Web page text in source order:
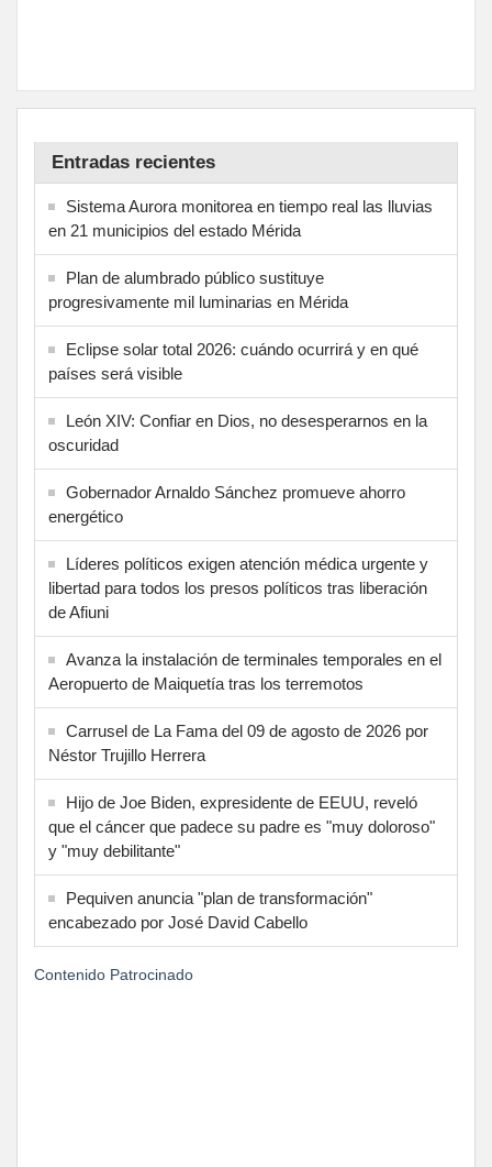
Entradas recientes
Sistema Aurora monitorea en tiempo real las lluvias
en 21 municipios del estado Mérida
Plan de alumbrado público sustituye
progresivamente mil luminarias en Mérida
Eclipse solar total 2026: cuándo ocurrirá y en qué
países será visible
León XIV: Confiar en Dios, no desesperarnos en la
oscuridad
Gobernador Arnaldo Sánchez promueve ahorro
energético
Líderes políticos exigen atención médica urgente y
libertad para todos los presos políticos tras liberación
de Afiuni
Avanza la instalación de terminales temporales en el
Aeropuerto de Maiquetía tras los terremotos
Carrusel de La Fama del 09 de agosto de 2026 por
Néstor Trujillo Herrera
Hijo de Joe Biden, expresidente de EEUU, reveló
que el cáncer que padece su padre es "muy doloroso"
y "muy debilitante"
Pequiven anuncia "plan de transformación"
encabezado por José David Cabello
Contenido Patrocinado